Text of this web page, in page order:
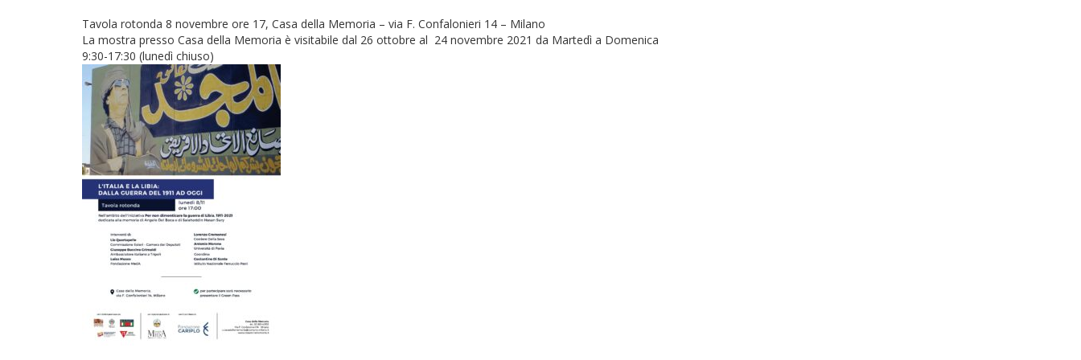
Tavola rotonda 8 novembre ore 17, Casa della Memoria – via F. Confalonieri 14 – Milano
La mostra presso Casa della Memoria è visitabile dal 26 ottobre al 24 novembre 2021 da Martedì a Domenica
9:30-17:30 (lunedì chiuso)